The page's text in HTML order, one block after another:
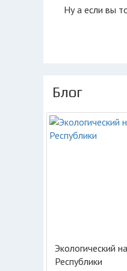
Ну а если вы
Блог
Экологический
Республики